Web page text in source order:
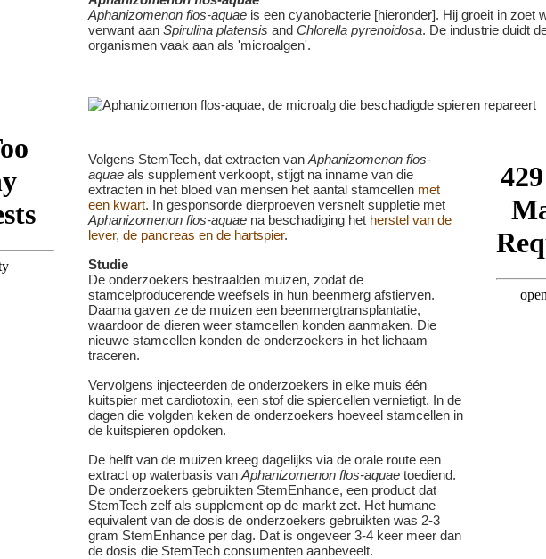
Aphanizomenon flos-aquae is een cyanobacterie [hieronder]. Hij groeit in zoet
verwant aan Spirulina platensis and Chlorella pyrenoidosa. De industrie duidt
organismen vaak aan als 'microalgen'.
Volgens StemTech, dat extracten van Aphanizomenon flos-
aquae als supplement verkoopt, stijgt na inname van die
extracten in het bloed van mensen het aantal stamcellen met
een kwart. In gesponsorde dierproeven versnelt suppletie met
Aphanizomenon flos-aquae na beschadiging het herstel van de
lever, de pancreas en de hartspier.
Studie
De onderzoekers bestraalden muizen, zodat de
stamcelproducerende weefsels in hun beenmerg afstierven.
Daarna gaven ze de muizen een beenmergtransplantatie,
waardoor de dieren weer stamcellen konden aanmaken. Die
nieuwe stamcellen konden de onderzoekers in het lichaam
traceren.
Vervolgens injecteerden de onderzoekers in elke muis één
kuitspier met cardiotoxin, een stof die spiercellen vernietigt. In de
dagen die volgden keken de onderzoekers hoeveel stamcellen in
de kuitspieren opdoken.
De helft van de muizen kreeg dagelijks via de orale route een
extract op waterbasis van Aphanizomenon flos-aquae toediend.
De onderzoekers gebruikten StemEnhance, een product dat
StemTech zelf als supplement op de markt zet. Het humane
equivalent van de dosis de onderzoekers gebruikten was 2-3
gram StemEnhance per dag. Dat is ongeveer 3-4 keer meer dan
de dosis die StemTech consumenten aanbeveelt.